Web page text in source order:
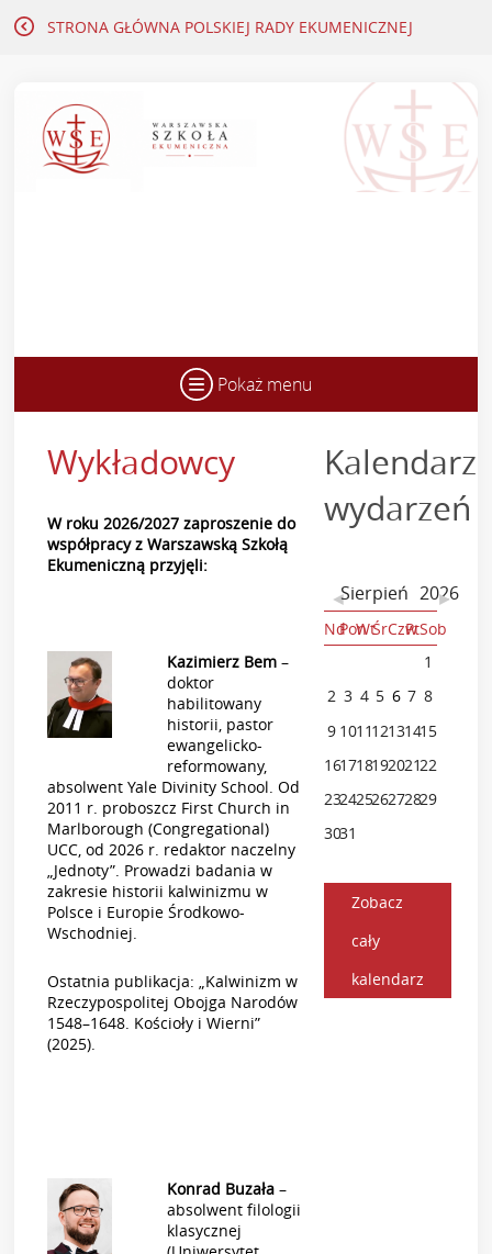
STRONA GŁÓWNA POLSKIEJ RADY EKUMENICZNEJ
Pokaż menu
Wykładowcy
W roku 2026/2027 zaproszenie do
współpracy z Warszawską Szkołą
Ekumeniczną przyjęli:
Kazimierz Bem –
doktor
habilitowany
historii, pastor
ewangelicko-
reformowany,
absolwent Yale Divinity School. Od
2011 r. proboszcz First Church in
Marlborough (Congregational)
UCC, od 2026 r. redaktor naczelny
„Jednoty”. Prowadzi badania w
zakresie historii kalwinizmu w
Polsce i Europie Środkowo-
Wschodniej.
Ostatnia publikacja: „Kalwinizm w
Rzeczypospolitej Obojga Narodów
1548–1648. Kościoły i Wierni”
(2025).
Konrad Buzała –
absolwent filologii
klasycznej
Kalendarz
wydarzeń
◄Sierpień 2026
►
NdPonWtŚrCzw
PtSob
1
2 3 4 5 6 7 8
9 101112131415
16171819202122
23242526272829
3031
Zobacz
cały
kalendarz